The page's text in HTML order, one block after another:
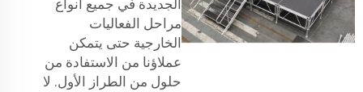
الجديدة في جميع أنواع
مراحل الفعاليات
الخارجية حتى يتمكن
عملاؤنا من الاستفادة من
حلول من الطراز الأول. لا